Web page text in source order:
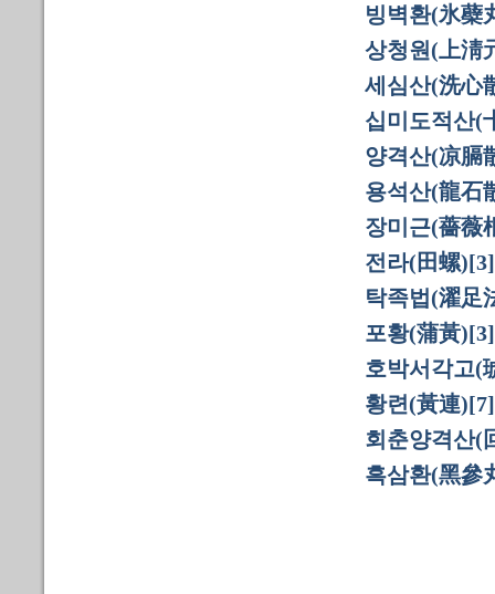
빙벽환(氷蘗
상청원(上淸
세심산(洗心
십미도적산(
양격산(凉膈
용석산(龍石
장미근(薔薇
전라(田螺)[3]
탁족법(濯足
포황(蒲黃)[3]
호박서각고(
황련(黃連)[7]
회춘양격산(
흑삼환(黑參